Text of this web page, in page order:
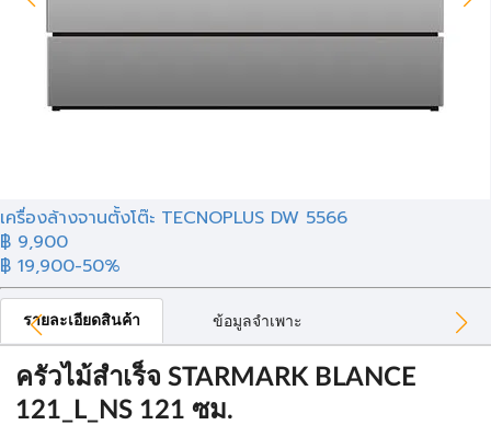
เครื่องล้างจานตั้งโต๊ะ TECNOPLUS DW 5566
฿ 9,900
฿ 19,900-50%
รายละเอียดสินค้า ข้อมูลจำเพาะ
ครัวไม้สำเร็จ STARMARK BLANCE
121_L_NS 121 ซม.